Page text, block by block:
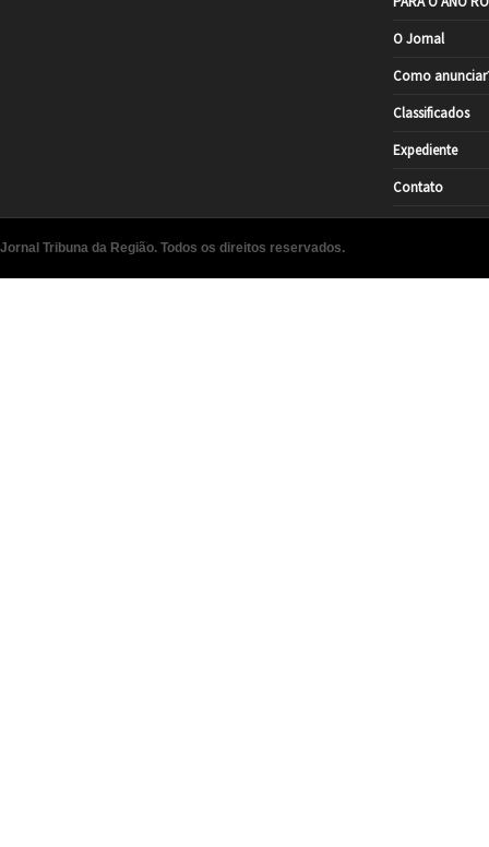
O Jornal
Como
Classificados
Expediente
Contato
Jornal Tribuna da Região. Todos os direitos reservados.